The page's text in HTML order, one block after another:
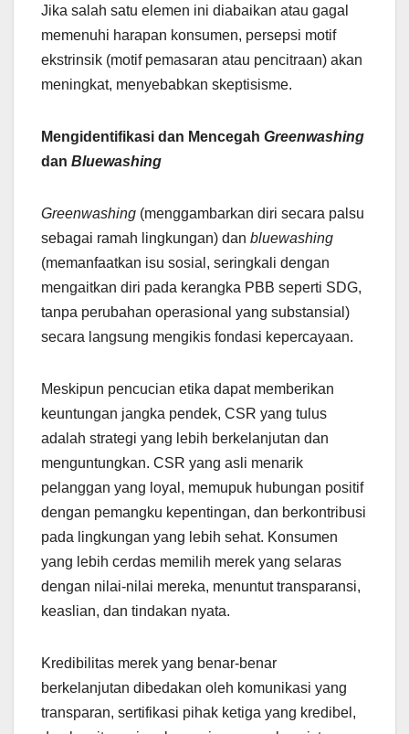
Jika salah satu elemen ini diabaikan atau gagal
memenuhi harapan konsumen, persepsi motif
ekstrinsik (motif pemasaran atau pencitraan) akan
meningkat, menyebabkan skeptisisme.
Mengidentifikasi dan Mencegah Greenwashing
dan Bluewashing
Greenwashing (menggambarkan diri secara palsu
sebagai ramah lingkungan) dan bluewashing
(memanfaatkan isu sosial, seringkali dengan
mengaitkan diri pada kerangka PBB seperti SDG,
tanpa perubahan operasional yang substansial)
secara langsung mengikis fondasi kepercayaan.
Meskipun pencucian etika dapat memberikan
keuntungan jangka pendek, CSR yang tulus
adalah strategi yang lebih berkelanjutan dan
menguntungkan. CSR yang asli menarik
pelanggan yang loyal, memupuk hubungan positif
dengan pemangku kepentingan, dan berkontribusi
pada lingkungan yang lebih sehat. Konsumen
yang lebih cerdas memilih merek yang selaras
dengan nilai-nilai mereka, menuntut transparansi,
keaslian, dan tindakan nyata.
Kredibilitas merek yang benar-benar
berkelanjutan dibedakan oleh komunikasi yang
transparan, sertifikasi pihak ketiga yang kredibel,